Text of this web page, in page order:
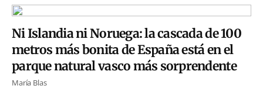
Ni Islandia ni Noruega: la cascada de 100
metros más bonita de España está en el
parque natural vasco más sorprendente
María Blas